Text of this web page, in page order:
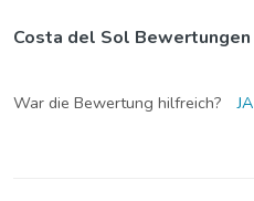
Costa del Sol Bewertungen
War die Bewertung hilfreich? JA